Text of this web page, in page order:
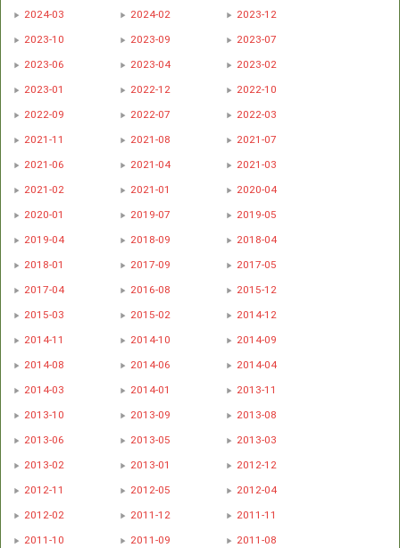
2024-03
2024-02
2023-12
2023-10
2023-09
2023-07
2023-06
2023-04
2023-02
2023-01
2022-12
2022-10
2022-09
2022-07
2022-03
2021-11
2021-08
2021-07
2021-06
2021-04
2021-03
2021-02
2021-01
2020-04
2020-01
2019-07
2019-05
2019-04
2018-09
2018-04
2018-01
2017-09
2017-05
2017-04
2016-08
2015-12
2015-03
2015-02
2014-12
2014-11
2014-10
2014-09
2014-08
2014-06
2014-04
2014-03
2014-01
2013-11
2013-10
2013-09
2013-08
2013-06
2013-05
2013-03
2013-02
2013-01
2012-12
2012-11
2012-05
2012-04
2012-02
2011-12
2011-11
2011-10
2011-09
2011-08